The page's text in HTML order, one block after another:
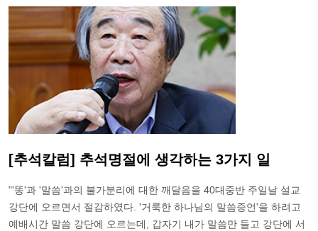
[추석칼럼] 추석명절에 생각하는 3가지 일
"'똥'과 '말씀'과의 불가분리에 대한 깨달음을 40대중반 주일날 설교
강단에 오르면서 절감하였다. '거룩한 하나님의 말씀증언'을 하려고
예배시간 말씀 강단에 오르는데, 갑자기 내가 말씀만 들고 강단에 서